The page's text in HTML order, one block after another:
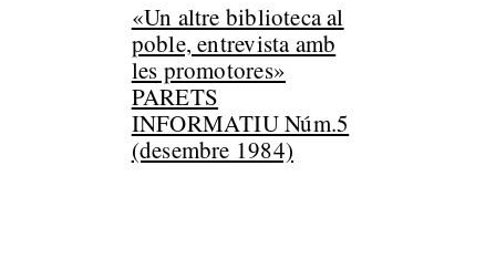
«Un altre biblioteca al
poble, entrevista amb
les promotores»
PARETS
INFORMATIU Núm.5
(desembre 1984)